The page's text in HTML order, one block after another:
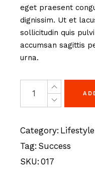
eget praesent
dignissim. Ut et
sollicitudin quis
accumsan sagittis
urna.
Category: Lifestyle
Tag: Success
SKU: 017